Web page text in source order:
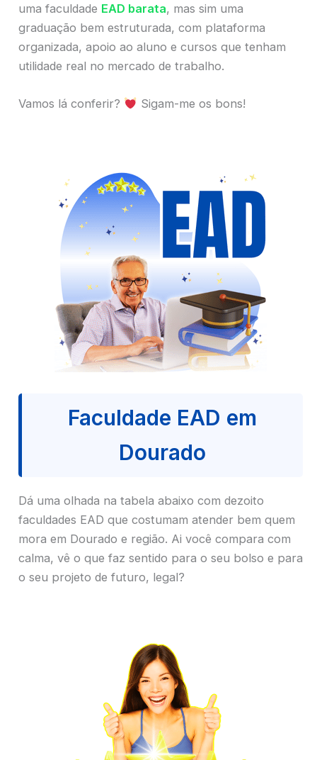
uma faculdade EAD barata, mas sim uma
graduação bem estruturada, com plataforma
organizada, apoio ao aluno e cursos que tenham
utilidade real no mercado de trabalho.
Vamos lá conferir? Sigam-me os bons!
Faculdade EAD em
Dourado
Dá uma olhada na tabela abaixo com dezoito
faculdades EAD que costumam atender bem quem
mora em Dourado e região. Ai você compara com
calma, vê o que faz sentido para o seu bolso e para
o seu projeto de futuro, legal?